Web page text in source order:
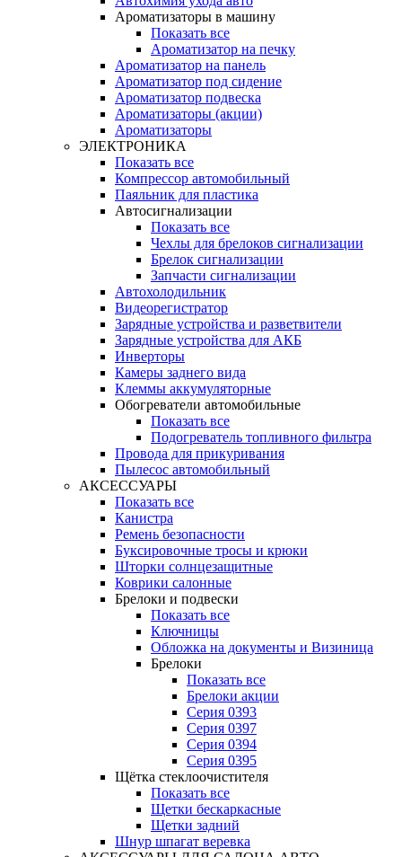
Ароматизаторы в машину
Показать все
Ароматизатор на печку
Ароматизатор на панель
Ароматизатор под сидение
Ароматизатор подвеска
Ароматизаторы (акции)
Ароматизаторы
ЭЛЕКТРОНИКА
Показать все
Компрессор автомобильный
Паяльник для пластика
Автосигнализации
Показать все
Чехлы для брелоков сигнализации
Брелок сигнализации
Запчасти сигнализации
Автохолодильник
Видеорегистратор
Зарядные устройства и разветвители
Зарядные устройства для АКБ
Инверторы
Камеры заднего вида
Клеммы аккумуляторные
Обогреватели автомобильные
Показать все
Подогреватель топливного фильтра
Провода для прикуривания
Пылесос автомобильный
АКСЕССУАРЫ
Показать все
Канистра
Ремень безопасности
Буксировочные тросы и крюки
Шторки солнцезащитные
Коврики салонные
Брелоки и подвески
Показать все
Ключницы
Обложка на документы и Визиница
Брелоки
Показать все
Брелоки акции
Серия 0393
Серия 0397
Серия 0394
Серия 0395
Щётка стеклоочистителя
Показать все
Щетки бескаркасные
Щетки задний
Шнур шпагат веревка